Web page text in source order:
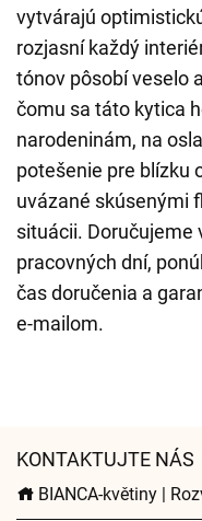
vytvárajú
rozjasní každý
tónov pôsobí veselo
čomu sa táto kytica
narodeninám, na
potešenie pre blízku
uvázané skúsenými
situácii. Doručujeme
pracovných dní,
čas doručenia a
e-mailom.
KONTAKTUJTE NÁS
BIANCA-květiny |